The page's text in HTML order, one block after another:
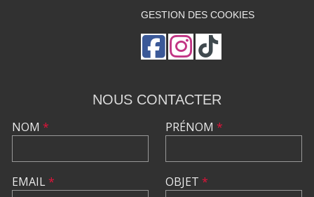
GESTION DES COOKIES
NOUS CONTACTER
NOM *
EMAIL*
PRÉNOM *
OBJET *